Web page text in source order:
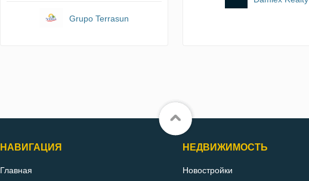
Grupo Terrasun
НАВИГАЦИЯ
Главная
НЕДВИЖИМОСТЬ
Новостройки